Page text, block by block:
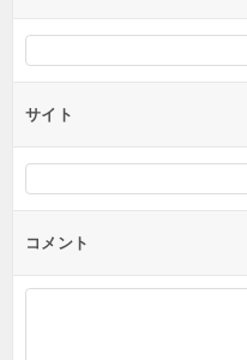
サイト
コメント